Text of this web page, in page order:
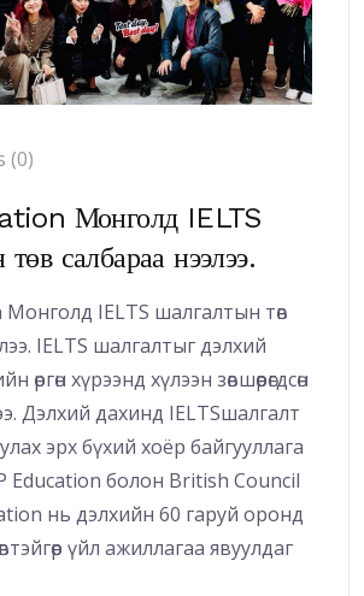
(0)
Монголд IELTS
салбараа нээлээ.
Монголд IELTS шалгалтын төв
IELTS шалгалтыг дэлхий
хүрээнд хүлээн зөвшөөрөгдсөн
Дэлхий дахинд IELTSшалгалт
эрх бүхий хоёр байгууллага
Education болон British Council
нь дэлхийн 60 гаруй оронд
үйл ажиллагаа явуулдаг